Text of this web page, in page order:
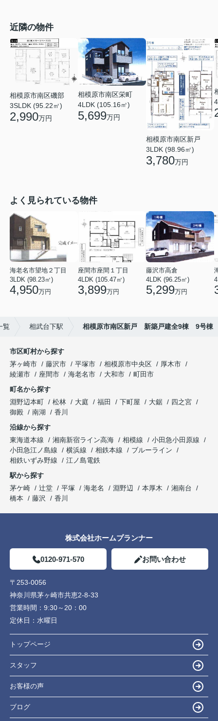
近隣の物件
相模原市南区磯部
3SLDK (95.22㎡)
2,990万円
相模原市南区栄町
4LDK (105.16㎡)
5,699万円
相模原市南区新戸
3LDK (98.96㎡)
3,780万円
よく見られている物件
海老名市望地２丁目
3LDK (98.23㎡)
4,950万円
座間市座間１丁目
4LDK (105.47㎡)
3,899万円
藤沢市高倉
4LDK (96.25㎡)
5,299万円
覧 相武台下駅 相模原市南区新戸 新築戸建全9棟 9号棟
市区町村から探す
茅ヶ崎市
藤沢市 平塚市 相模原市中央区
厚木市
綾瀬市
座間市 海老名市 大和市
町田市
町名から探す
淵野辺本町
松林 大庭 福田 下町屋 大鋸
四之宮
御殿
南湖
香川
沿線から探す
東海道本線
湘南新宿ライン高海 相模線
小田急小田原線
小田急江ノ島線
横浜線 相鉄本線
ブルーライン
相鉄いずみ野線
江ノ島電鉄
駅から探す
茅ケ崎
辻堂 平塚 海老名 淵野辺 本厚木
湘南台
橋本
藤沢 香川
株式会社ホームプランナー
0120-971-570 お問い合わせ
〒253-0056
神奈川県茅ヶ崎市共恵2-8-33
営業時間： 9:30～20：00
定休日： 水曜日
トップページ
スタッフ
お客様の声
ブログ